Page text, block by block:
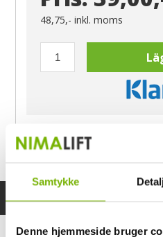
Samtykke
Denne hjemmeside bruger
48,75,-inkl. moms
Specifikationer